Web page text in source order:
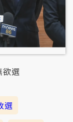
欲選
選